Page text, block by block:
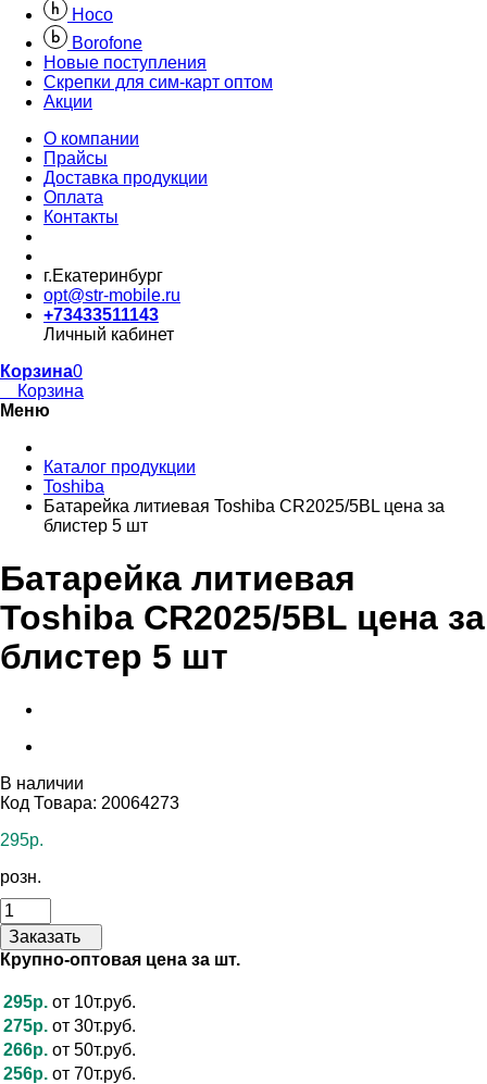
Hoco
Borofone
Новые поступления
Скрепки для сим-карт оптом
Акции
О компании
Прайсы
Доставка продукции
Оплата
Контакты
г.Екатеринбург
opt@str-mobile.ru
+73433511143
Личный кабинет
Корзина0
Корзина
Меню
Каталог продукции
Toshiba
Батарейка литиевая Toshiba CR2025/5BL цена за
блистер 5 шт
Батарейка литиевая
Toshiba CR2025/5BL цена за
блистер 5 шт
В наличии
Код Товара: 20064273
295р.
розн.
Заказать
Крупно-оптовая цена за шт.
295р. от 10т.руб.
275р. от 30т.руб.
266р. от 50т.руб.
256р. от 70т.руб.